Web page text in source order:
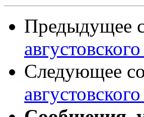
Предыдущее
Следующее